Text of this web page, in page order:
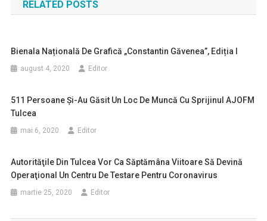
articole
RELATED POSTS
Bienala Națională De Grafică „Constantin Găvenea”, Ediția I
august 4, 2020 Editor
511 Persoane Şi-Au Găsit Un Loc De Muncă Cu Sprijinul AJOFM
Tulcea
mai 6, 2020 Editor
Autorităţile Din Tulcea Vor Ca Săptămâna Viitoare Să Devină
Operaţional Un Centru De Testare Pentru Coronavirus
martie 25, 2020 Editor